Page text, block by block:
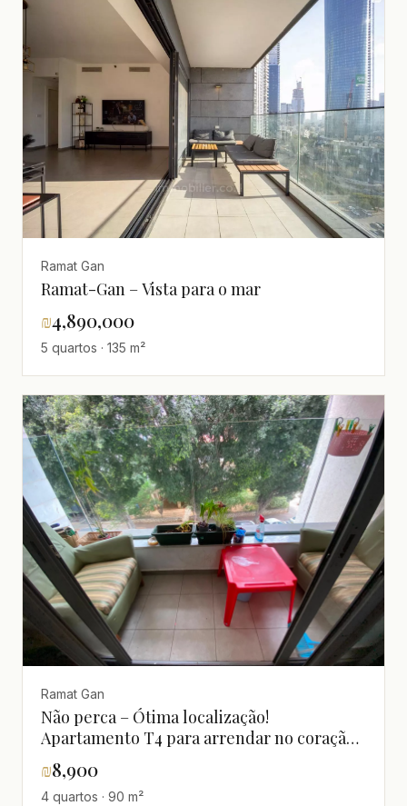
Ramat Gan
Ramat-Gan – Vista para o mar
₪4,890,000
5 quartos · 135 m²
Ramat Gan
Não perca – Ótima localização!
Apartamento T4 para arrendar no coração
de Ramat Gan, perto do parque Hayarkon
₪8,900
4 quartos · 90 m²